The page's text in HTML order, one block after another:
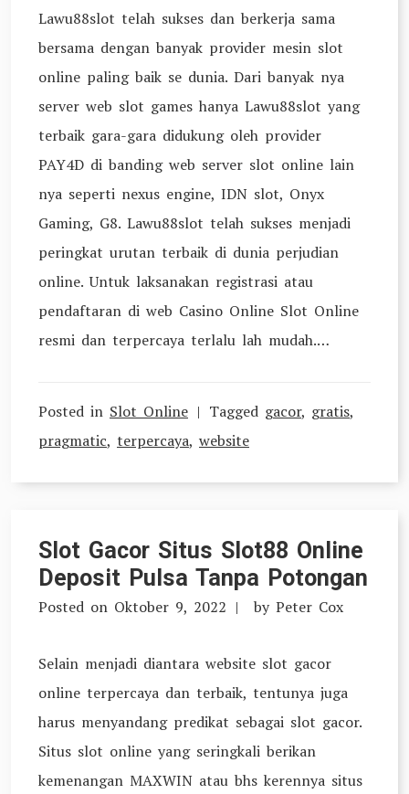
Lawu88slot telah sukses dan berkerja sama
bersama dengan banyak provider mesin slot
online paling baik se dunia. Dari banyak nya
server web slot games hanya Lawu88slot yang
terbaik gara-gara didukung oleh provider
PAY4D di banding web server slot online lain
nya seperti nexus engine, IDN slot, Onyx
Gaming, G8. Lawu88slot telah sukses menjadi
peringkat urutan terbaik di dunia perjudian
online. Untuk laksanakan registrasi atau
pendaftaran di web Casino Online Slot Online
resmi dan terpercaya terlalu lah mudah.…
Posted in Slot Online Tagged gacor, gratis,
pragmatic, terpercaya, website
Slot Gacor Situs Slot88 Online
Deposit Pulsa Tanpa Potongan
Posted on Oktober 9, 2022 by Peter Cox
Selain menjadi diantara website slot gacor
online terpercaya dan terbaik, tentunya juga
harus menyandang predikat sebagai slot gacor.
Situs slot online yang seringkali berikan
kemenangan MAXWIN atau bhs kerennya situs